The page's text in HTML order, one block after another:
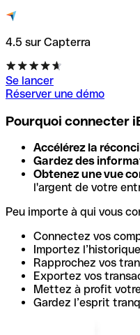
4.5 sur Capterra
Se lancer
Réserver une démo
Pourquoi connecter
Accélérez la
Gardez des
Obtenez une vue
l'argent de votre
Peu importe à qui vous
Connectez vos
Importez
Rapprochez vos
Exportez vos
Mettez à profit
Gardez l’esprit